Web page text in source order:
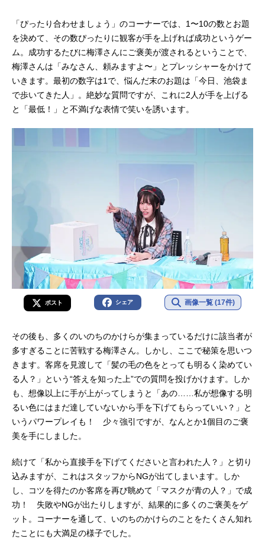
「ぴったり合わせましょう」のコーナーでは、1〜10の数とお題
を決めて、その数ぴったりに観客が手を上げれば成功というゲー
ム。成功するたびに梅澤さんにご褒美が渡されるということで、
梅澤さんは「みなさん、頼みますよ〜」とプレッシャーをかけて
いきます。最初の数字は1で、悩んだ末のお題は「今日、池袋ま
で歩いてきた人」。絶妙な質問ですが、これに2人が手を上げる
と「最低！」と不満げな表情で笑いを誘います。
ポスト シェア 画像一覧 (17件)
その後も、多くのいのちのかけらが集まっているだけに該当者が
多すぎることに苦戦する梅澤さん。しかし、ここで秘策を思いつ
きます。客席を見渡して「髪の毛の色をとっても明るく染めてい
る人？」という“答えを知った上”での質問を投げかけます。しか
も、想像以上に手が上がってしまうと「あの……私が想像する明
るい色にはまだ達していないから手を下げてもらっていい？」と
いうパワープレイも！ 少々強引ですが、なんとか1個目のご褒
美を手にしました。
続けて「私から直接手を下げてくださいと言われた人？」と切り
込みますが、これはスタッフからNGが出てしまいます。しか
し、コツを得たのか客席を再び眺めて「マスクが青の人？」で成
功！ 失敗やNGが出たりしますが、結果的に多くのご褒美をゲ
ット。コーナーを通して、いのちのかけらのことをたくさん知れ
たことにも大満足の様子でした。